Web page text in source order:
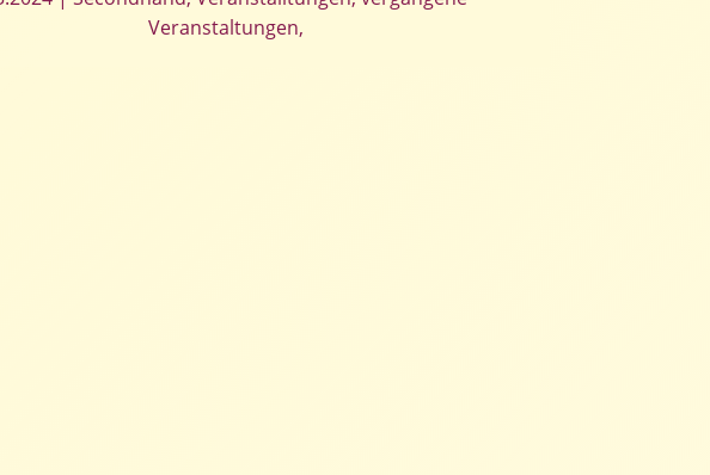
Veranstaltungen,